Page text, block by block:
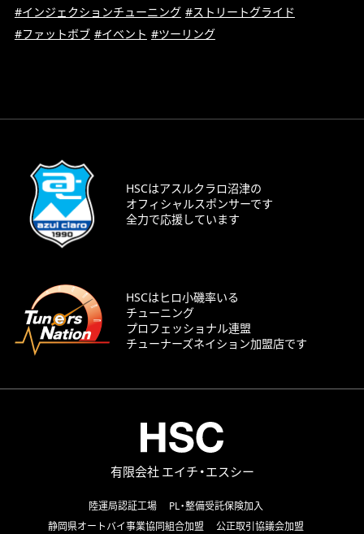
#インジェクションチューニング #ストリートグライド
#ファットボブ #イベント #ツーリング
HSCはアスルクラロ沼津の
オフィシャルスポンサーです
全力で応援しています
HSCはヒロ小磯率いる
チューニング
プロフェッショナル連盟
チューナーズネイション加盟店です
有限会社 エイチ・エスシー
陸運局認証工場
PL・整備受託保険加入
静岡県オートバイ事業協同組合加盟
公正取引協議会加盟